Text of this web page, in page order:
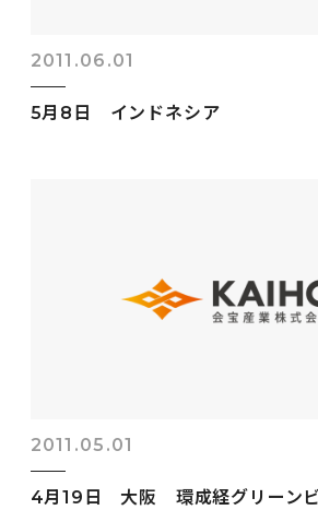
2011.06.01
5月8日 インドネシア
2011.05.01
4月19日 大阪 環成経グリーン